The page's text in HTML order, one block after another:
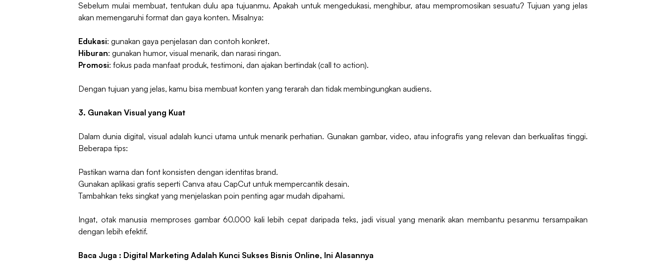
Sebelum mulai membuat, tentukan dulu apa tujuanmu. Apakah untuk mengedukasi, menghibur, atau mempromosikan sesuatu? Tujuan yang jelas
akan memengaruhi format dan gaya konten. Misalnya:
Edukasi: gunakan gaya penjelasan dan contoh konkret.
Hiburan: gunakan humor, visual menarik, dan narasi ringan.
Promosi: fokus pada manfaat produk, testimoni, dan ajakan bertindak (call to action).
Dengan tujuan yang jelas, kamu bisa membuat konten yang terarah dan tidak membingungkan audiens.
3. Gunakan Visual yang Kuat
Dalam dunia digital, visual adalah kunci utama untuk menarik perhatian. Gunakan gambar, video, atau infografis yang relevan dan berkualitas tinggi.
Beberapa tips:
Pastikan warna dan font konsisten dengan identitas brand.
Gunakan aplikasi gratis seperti Canva atau CapCut untuk mempercantik desain.
Tambahkan teks singkat yang menjelaskan poin penting agar mudah dipahami.
Ingat, otak manusia memproses gambar 60.000 kali lebih cepat daripada teks, jadi visual yang menarik akan membantu pesanmu tersampaikan
dengan lebih efektif.
Baca Juga : Digital Marketing Adalah Kunci Sukses Bisnis Online, Ini Alasannya